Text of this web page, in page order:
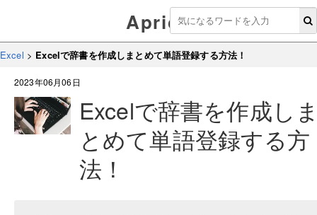
Aprico
Excel > Excelで辞書を作成しまとめて単語登録する方法！
2023年06月06日
Excelで辞書を作成し
とめて単語登録する方
法！